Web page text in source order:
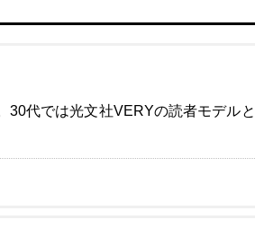
代では光文社VERYの読者モデル